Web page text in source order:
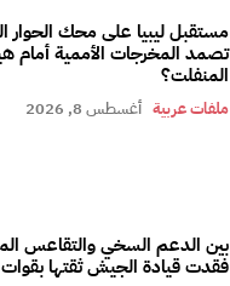
مستقبل ليبيا على محك
تصمد المخرجات الأممية أمام
المنفلت؟
ملفات عربية أغسطس 8, 2026
بين الدعم السخي والتقاعس
فقدت قيادة الجيش ثقتها